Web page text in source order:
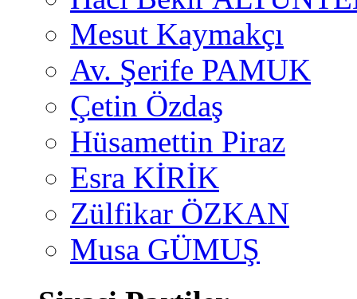
Mesut Kaymakçı
Av. Şerife PAMUK
Çetin Özdaş
Hüsamettin Piraz
Esra KİRİK
Zülfikar ÖZKAN
Musa GÜMUŞ